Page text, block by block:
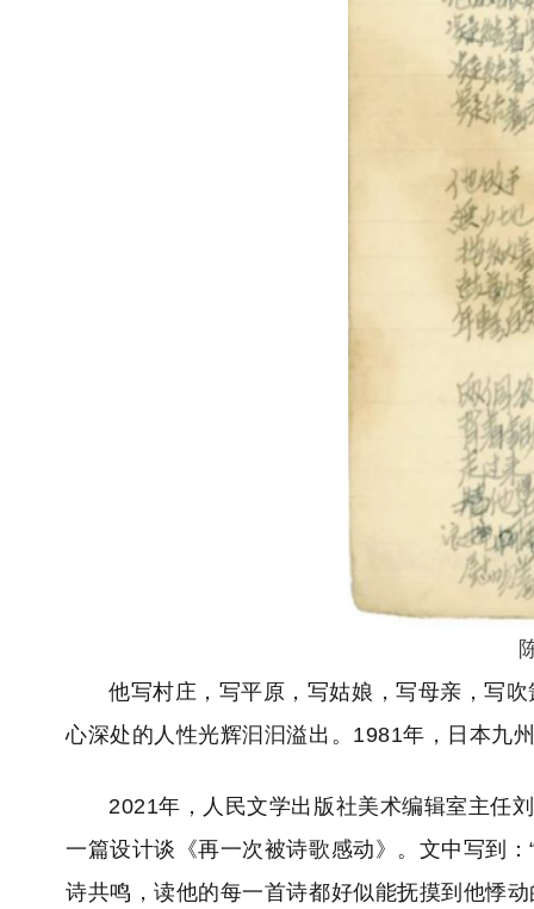
他写村庄，写平原，写姑娘，写母亲，写
心深处的人性光辉汩汩溢出。1981年，日本九
2021年，人民文学出版社美术编辑室主
一篇设计谈《再一次被诗歌感动》。文中写到
诗共鸣，读他的每一首诗都好似能抚摸到他悸